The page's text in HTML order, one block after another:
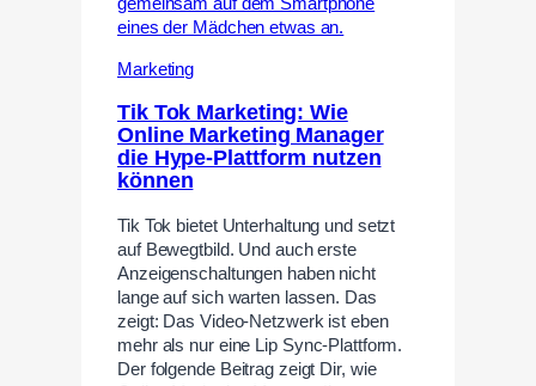
Marketing
Tik Tok Marketing: Wie
Online Marketing Manager
die Hype-Plattform nutzen
können
Tik Tok bietet Unterhaltung und setzt
auf Bewegtbild. Und auch erste
Anzeigenschaltungen haben nicht
lange auf sich warten lassen. Das
zeigt: Das Video-Netzwerk ist eben
mehr als nur eine Lip Sync-Plattform.
Der folgende Beitrag zeigt Dir, wie